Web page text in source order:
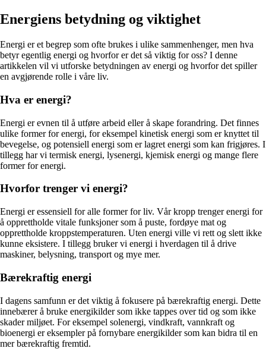
Energiens betydning og viktighet
Energi er et begrep som ofte brukes i ulike sammenhenger, men hva
betyr egentlig energi og hvorfor er det så viktig for oss? I denne
artikkelen vil vi utforske betydningen av energi og hvorfor det spiller
en avgjørende rolle i våre liv.
Hva er energi?
Energi er evnen til å utføre arbeid eller å skape forandring. Det finnes
ulike former for energi, for eksempel kinetisk energi som er knyttet til
bevegelse, og potensiell energi som er lagret energi som kan frigjøres. I
tillegg har vi termisk energi, lysenergi, kjemisk energi og mange flere
former for energi.
Hvorfor trenger vi energi?
Energi er essensiell for alle former for liv. Vår kropp trenger energi for
å opprettholde vitale funksjoner som å puste, fordøye mat og
opprettholde kroppstemperaturen. Uten energi ville vi rett og slett ikke
kunne eksistere. I tillegg bruker vi energi i hverdagen til å drive
maskiner, belysning, transport og mye mer.
Bærekraftig energi
I dagens samfunn er det viktig å fokusere på bærekraftig energi. Dette
innebærer å bruke energikilder som ikke tappes over tid og som ikke
skader miljøet. For eksempel solenergi, vindkraft, vannkraft og
bioenergi er eksempler på fornybare energikilder som kan bidra til en
mer bærekraftig fremtid.